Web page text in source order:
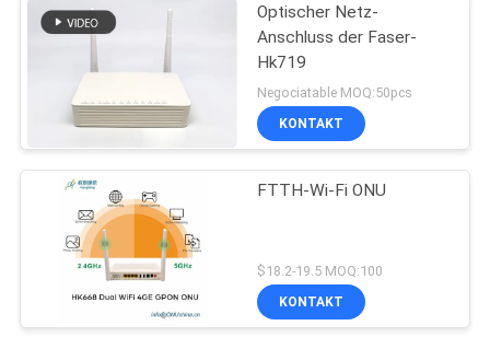
Optischer Netz-
Anschluss der Faser-
Hk719
Negociatable MOQ:50pcs
KONTAKT
FTTH-Wi-Fi ONU
$18.2-19.5 MOQ:100
KONTAKT